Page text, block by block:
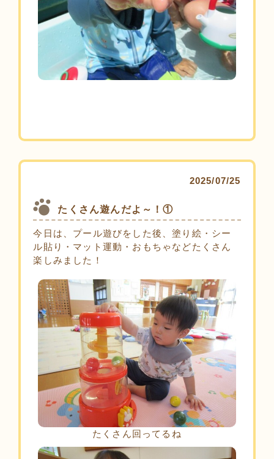
2025/07/25
たくさん遊んだよ～！①
今日は、プール遊びをした後、塗り絵・シー
ル貼り・マット運動・おもちゃなどたくさん
楽しみました！
たくさん回ってるね